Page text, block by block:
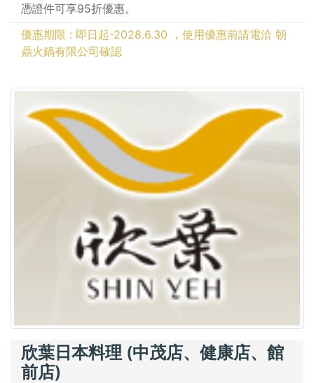
憑證件可享95折優惠。
優惠期限 : 即日起-2028.6.30 ，使用優惠前請電洽 朝
鼎火鍋有限公司確認
欣葉日本料理 (中茂店、健康店、館
前店)